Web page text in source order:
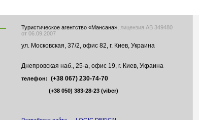
Туристическое агентство «Мансана», лицензия АВ 349480
от 06.09.2007
ул. Московская, 37/2, офис 82, г. Киев, Украина
Днепровская наб., 25-а, офис 19, г. Киев, Украина
телефон: (+38 067) 230-74-70
(+38 050) 383-28-23 (viber)